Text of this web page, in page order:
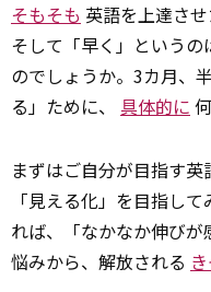
そもそも 英語を上達さ
そして「早く」という
のでしょうか。3カ月、
る」ために、 具体的に
まずはご自分が目指す
「見える化」を目指し
れば、「なかなか伸び
悩みから、解放される